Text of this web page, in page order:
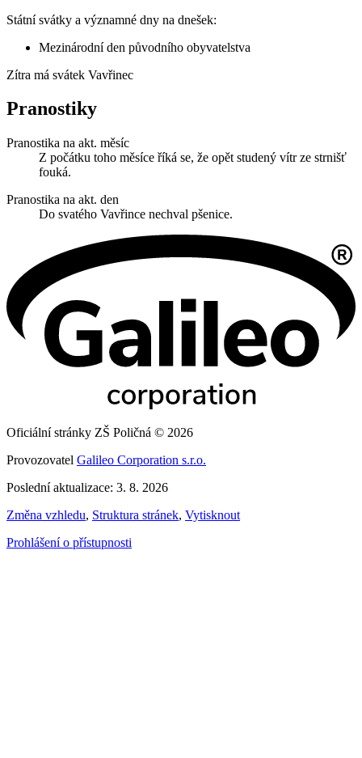
Státní svátky a významné dny na dnešek:
Mezinárodní den původního obyvatelstva
Zítra má svátek Vavřinec
Pranostiky
Pranostika na akt. měsíc
Z počátku toho měsíce říká se, že opět studený vítr ze strnišť
fouká.
Pranostika na akt. den
Do svatého Vavřince nechval pšenice.
Oficiální stránky ZŠ Poličná © 2026
Provozovatel Galileo Corporation s.r.o.
Poslední aktualizace: 3. 8. 2026
Změna vzhledu, Struktura stránek, Vytisknout
Prohlášení o přístupnosti